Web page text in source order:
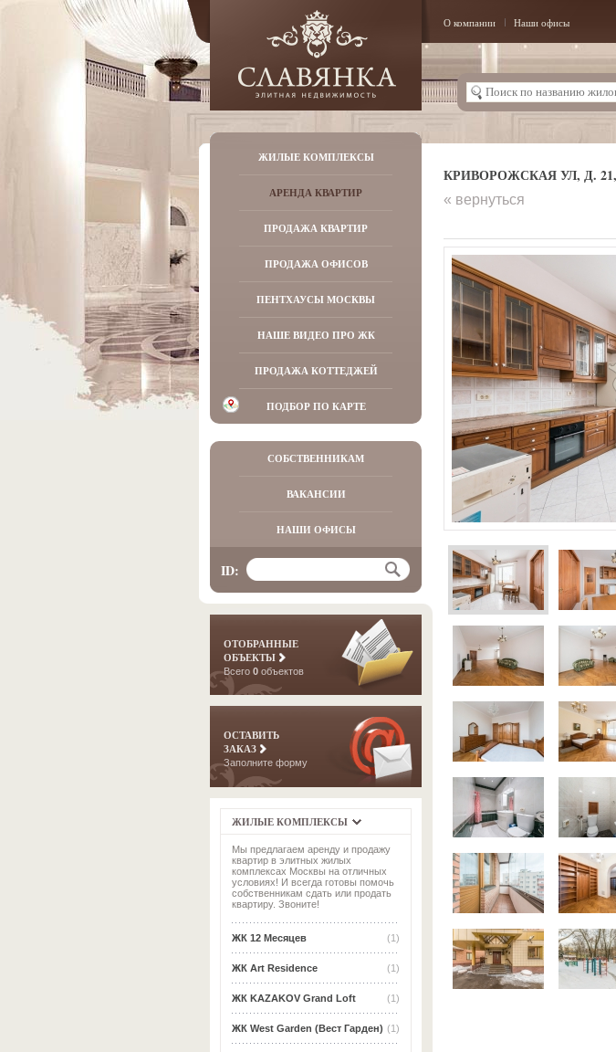
О компании Наши офисы
ЖИЛЫЕ КОМПЛЕКСЫ
АРЕНДА КВАРТИР
ПРОДАЖА КВАРТИР
ПРОДАЖА ОФИСОВ
ПЕНТХАУСЫ МОСКВЫ
НАШЕ ВИДЕО ПРО ЖК
ПРОДАЖА КОТТЕДЖЕЙ
ПОДБОР ПО КАРТЕ
СОБСТВЕННИКАМ
ВАКАНСИИ
НАШИ ОФИСЫ
ID:
ОТОБРАННЫЕ
ОБЪЕКТЫ
Всего 0 объектов
ОСТАВИТЬ
ЗАКАЗ
Заполните форму
ЖИЛЫЕ КОМПЛЕКСЫ
Мы предлагаем аренду и продажу
квартир в элитных жилых
комплексах Москвы на отличных
условиях! И всегда готовы помочь
собственникам сдать или продать
квартиру. Звоните!
(1)
ЖК 12 Месяцев
(1)
ЖК Art Residence
(1)
ЖК KAZAKOV Grand Loft
(1)
ЖК West Garden (Вест Гарден)
КРИВОРОЖСКАЯ УЛ, Д.
« вернуться